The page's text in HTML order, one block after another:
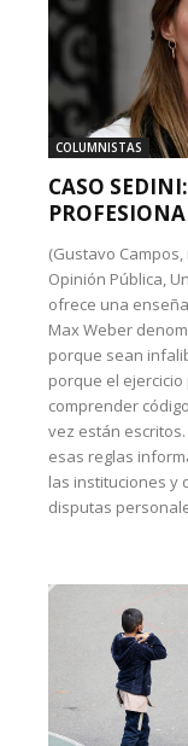
COLUMNISTAS
CASO
(Gustavo
Opinión Pública,
ofrece una
Max Weber
porque sean
porque el
comprender
vez están
esas reglas
las instituciones y
disputas